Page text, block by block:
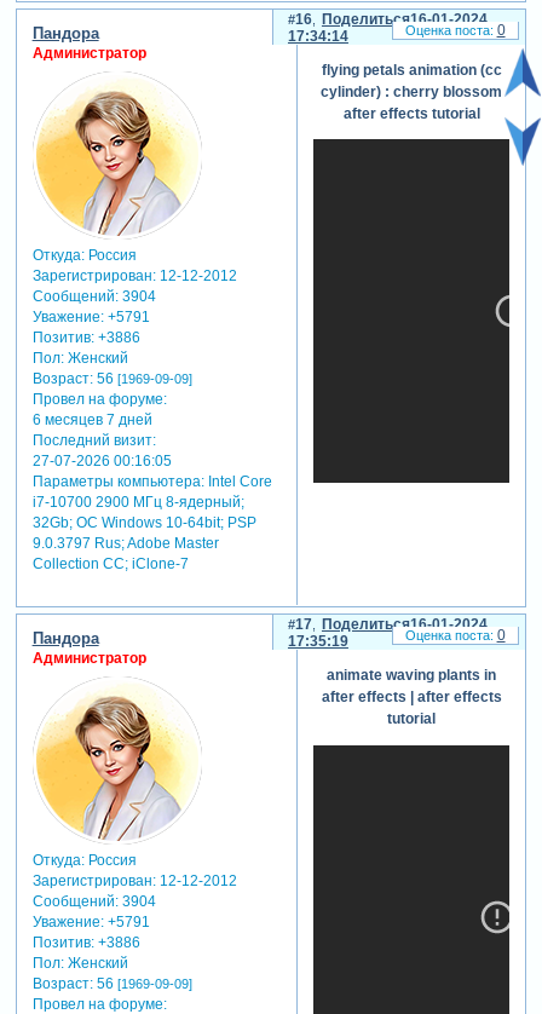
Поделиться
16
16-01-2024
17:34:14
Пандора
Администратор
Откуда:Россия
Зарегистрирован: 12-12-2012
Сообщений:3904
Уважение: +5791
Позитив: +3886
Пол:Женский
Возраст:56 [1969-09-09]
Провел на форуме:
6 месяцев 7 дней
Последний визит:
27-07-2026 00:16:05
Параметры компьютера:Intel Core
i7-10700 2900 МГц 8-ядерный;
32Gb; ОС Windows 10-64bit; PSP
9.0.3797 Rus; Adobe Master
Collection СС; iClone-7
flying petals animation (cc
cylinder) : cherry blossom
after effects tutorial
0
Поделиться
17
16-01-2024
17:35:19
Пандора
Администратор
Откуда:Россия
Зарегистрирован: 12-12-2012
Сообщений:3904
Уважение: +5791
Позитив: +3886
Пол:Женский
Возраст:56 [1969-09-09]
Провел на форуме:
animate waving plants in
after effects | after effects
tutorial
0